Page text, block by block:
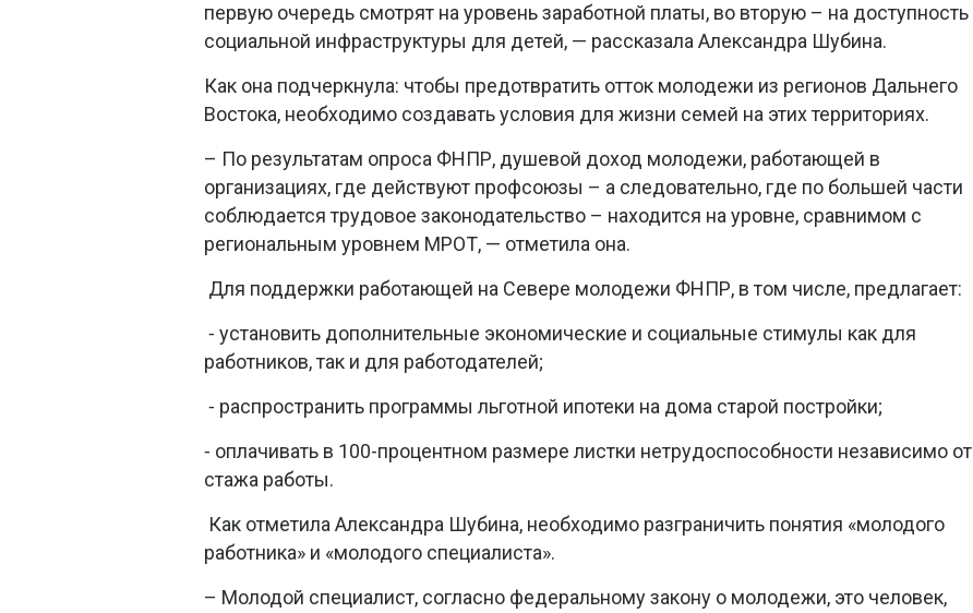
первую очередь смотрят на уровень заработной платы, во вторую – на доступность
социальной инфраструктуры для детей, — рассказала Александра Шубина.
Как она подчеркнула: чтобы предотвратить отток молодежи из регионов Дальнего
Востока, необходимо создавать условия для жизни семей на этих территориях.
– По результатам опроса ФНПР, душевой доход молодежи, работающей в
организациях, где действуют профсоюзы – а следовательно, где по большей части
соблюдается трудовое законодательство – находится на уровне, сравнимом с
региональным уровнем МРОТ, — отметила она.
Для поддержки работающей на Севере молодежи ФНПР, в том числе, предлагает:
⁃ установить дополнительные экономические и социальные стимулы как для
работников, так и для работодателей;
⁃ распространить программы льготной ипотеки на дома старой постройки;
⁃ оплачивать в 100-процентном размере листки нетрудоспособности независимо от
стажа работы.
Как отметила Александра Шубина, необходимо разграничить понятия «молодого
работника» и «молодого специалиста».
– Молодой специалист, согласно федеральному закону о молодежи, это человек,